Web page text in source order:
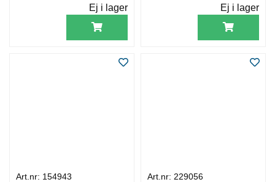
Ej i lager Ej i lager
Art.nr: 154943 Art.nr: 229056